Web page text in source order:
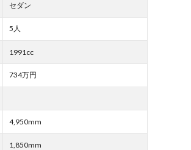
セダン
5人
1991cc
734万円
4,950mm
1,850mm